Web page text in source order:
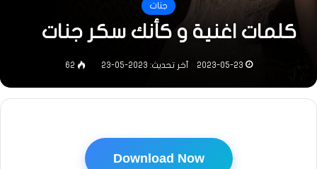
جنات
كلمات اغنية و كأنك سكر جنات
2023-05-23 آخر تحديث: 2023-05-23 62
Download Now